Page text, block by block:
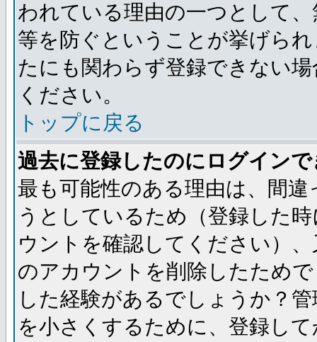
われている理由の一つとして
等を防ぐということが挙げら
たにも関わらず登録できない
ください。
トップに戻る
過去に登録したのにログイン
最も可能性のある理由は、間
うとしているため（登録した
ウントを確認してください）
のアカウントを削除したため
した経験があるでしょうか？
を小さくするために、登録し